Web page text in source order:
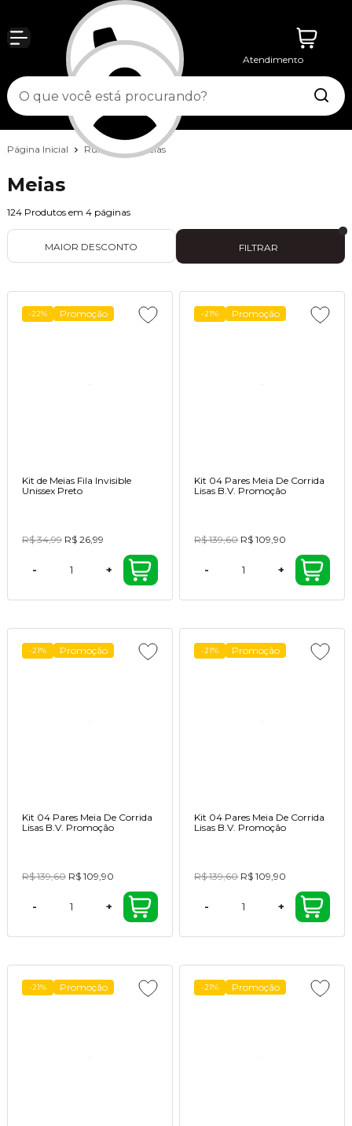
Atendimento
Página Inicial Running Meias
Meias
124 Produtos em 4 páginas
FILTRAR
MAIOR DESCONTO
-22% Promoção
Kit de Meias Fila Invisible
Unissex Preto
R$ 34,99 R$ 26,99
- +
-21% Promoção
Kit 04 Pares Meia De Corrida
Lisas B.V. Promoção
R$ 139,60 R$ 109,90
- +
-21% Promoção
Kit 04 Pares Meia De Corrida
Lisas B.V. Promoção
R$ 139,60 R$ 109,90
- +
-21% Promoção
Kit 04 Pares Meia De Corrida
Lisas B.V. Promoção
R$ 139,60 R$ 109,90
- +
-21% Promoção -21% Promoção